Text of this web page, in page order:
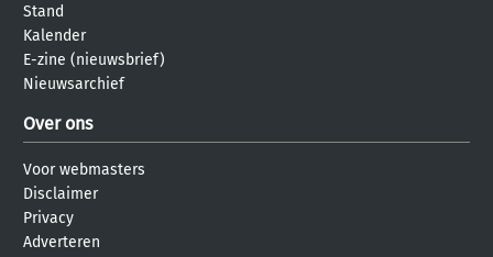
Stand
Kalender
E-zine (nieuwsbrief)
Nieuwsarchief
Over ons
Voor webmasters
Disclaimer
Privacy
Adverteren